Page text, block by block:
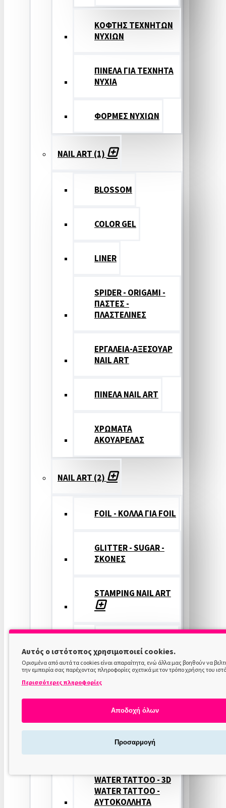
ΚΟΦΤΗΣ ΤΕΧΝΗΤΩΝ
ΝΥΧΙΩΝ
ΠΙΝΕΛΑ ΓΙΑ ΤΕΧΝΗΤΑ
ΝΥΧΙΑ
ΦΟΡΜΕΣ ΝΥΧΙΩΝ
NAIL ART (1)
BLOSSOM
COLOR GEL
LINER
SPIDER - ORIGAMI -
ΠΑΣΤΕΣ -
ΠΛΑΣΤΕΛΙΝΕΣ
ΕΡΓΑΛΕΙΑ-ΑΞΕΣΟΥΑΡ
NAIL ART
ΠΙΝΕΛΑ NAIL ART
ΧΡΩΜΑΤΑ
ΑΚΟΥΑΡΕΛΑΣ
NAIL ART (2)
FOIL - ΚΟΛΛΑ ΓΙΑ FOIL
GLITTER - SUGAR -
ΣΚΟΝΕΣ
STAMPING NAIL ART
COLOR
ΝΥΧΙΩΝ
ΣΦΡΑΓΙΔΕΣ
ΝΥΧΙΩΝ
WATER TATTOO - 3D
WATER TATTOO -
ΑΥΤΟΚΟΛΛΗΤΑ
Αυτός ο ιστότοπος χρησιμοποιεί cookies.
Ορισμένα από αυτά τα cookies είναι απαραίτητα, ενώ άλλα μας βοηθούν να
την εμπειρία σας παρέχοντας πληροφορίες σχετικά με τον τρόπο χρήσης του
Περισσότερες πληροφορίες
Αποδοχή όλων
Προσαρμογή